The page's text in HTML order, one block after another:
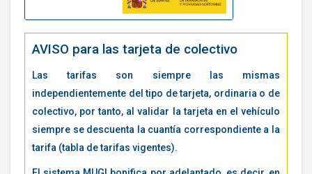
AVISO para las tarjeta de colectivo
Las tarifas son siempre las mismas
independientemente del tipo de tarjeta, ordinaria o de
colectivo, por tanto, al validar la tarjeta en el vehículo
siempre se descuenta la cuantía correspondiente a la
tarifa (tabla de tarifas vigentes).